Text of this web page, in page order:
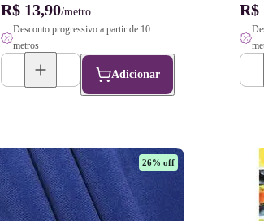
R$ 13,90/metro
Desconto progressivo a partir de 10
metros
Adicionar
R$
26% off